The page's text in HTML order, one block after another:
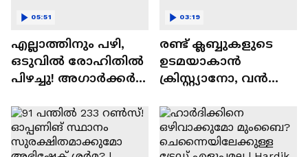
എല്ലാത്തിനും പഴി,
ഒടുവില്‍ രോഹിതില്‍
പിഴച്ചു! അഗാര്‍ക്കർ
വിപ്ലവകാരിയോ? |
Ajit Agarkar
05:51
രണ്ട്‌ ക്ലബ്ബുകളുടെ
ഉടമയാകാന്‍
ക്രിസ്റ്റ്യാനോ, വന്‍
പദ്ധതികള്‍ | Cristiano
Ronaldo
03:19